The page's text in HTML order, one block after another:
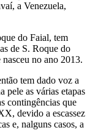
a Venezuela,
do Faial, tem
de S. Roque do
no ano 2013.
tem dado voz a
pele as várias etapas
contingências que
devido a escassez
e, nalguns casos, a